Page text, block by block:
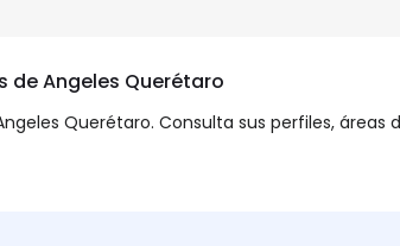
de Angeles Querétaro
Querétaro. Consulta sus perfiles,